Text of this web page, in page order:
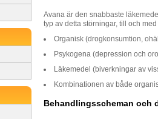
Avana är den snabbaste
typ av detta störningar, till och
Organisk (drogkonsumtion,
Psykogena (depression och
Läkemedel (biverkningar av
Kombinationen av både
Behandlingsscheman och